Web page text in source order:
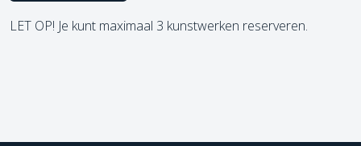
LET OP! Je kunt maximaal 3 kunstwerken reserveren.